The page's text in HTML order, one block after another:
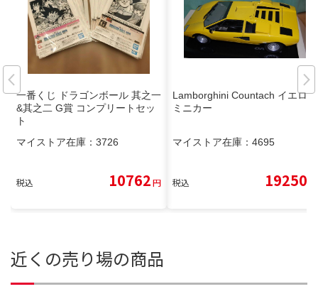
一番くじ ドラゴンボール 其之一
&其之二 G賞 コンプリートセッ
ト
マイストア在庫： 3726
税込 10762円
Lamborghini Countach イエロー
ミニカー
マイストア在庫： 4695
税込 19250
近くの売り場の商品